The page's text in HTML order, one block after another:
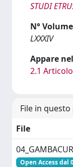
STUDI
N° Volume
LXXXIV
Appare
2.1
File in
File
Open Access dal